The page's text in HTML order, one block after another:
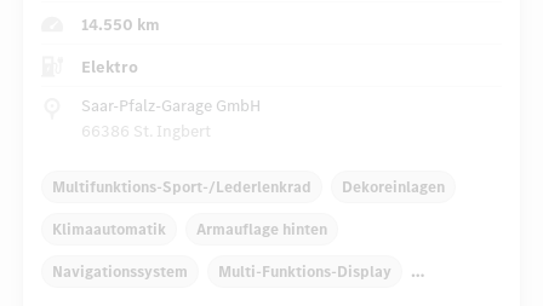
14.550 km
Elektro
Saar-Pfalz-Garage GmbH
66386 St. Ingbert
Multifunktions-Sport-/Lederlenkrad Dekoreinlagen
Klimaautomatik Armauflage hinten
Navigationssystem Multi-Funktions-Display